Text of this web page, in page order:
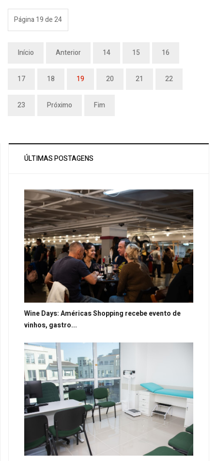
Página 19 de 24
Início Anterior 14 15 16
17 18 19 20 21 22
23 Próximo Fim
ÚLTIMAS POSTAGENS
Wine Days: Américas Shopping recebe evento de
vinhos, gastro...